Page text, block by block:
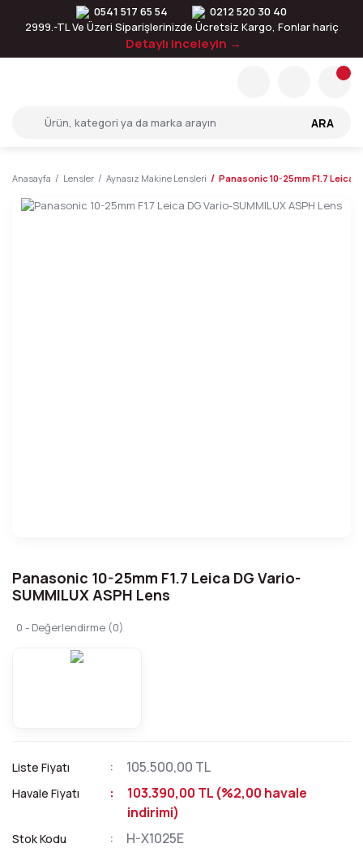
0541 517 65 54
0212 520 30 40
2999.-TL Ve Üzeri Siparişlerinizde Ücretsiz Kargo, Fonlar hariç
Detaylı inceleyin →
ARA
Anasayfa Lensler Aynasız Makine Lensleri Panasonic 10-25mm F1.7 Leica
Panasonic 10-25mm F1.7 Leica DG Vario-
SUMMILUX ASPH Lens
0 - Değerlendirme (0)
Liste Fiyatı 105.500,00 TL
Havale Fiyatı
103.390,00 TL (%2,00 havale
indirimi)
Stok Kodu H-X1025E